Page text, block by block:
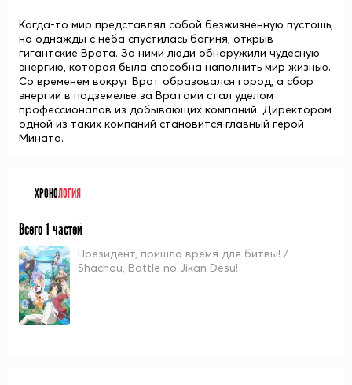
Когда-то мир представлял собой безжизненную пустошь,
но однажды с неба спустилась богиня, открыв
гигантские Врата. За ними люди обнаружили чудесную
энергию, которая была способна наполнить мир жизнью.
Со временем вокруг Врат образовался город, а сбор
энергии в подземелье за Вратами стал уделом
профессионалов из добывающих компаний. Директором
одной из таких компаний становится главный герой
Минато.
ХРОНОЛОГИЯ
Всего 1 частей
Президент, пришло время для битвы! /
Shachou, Battle no Jikan Desu!